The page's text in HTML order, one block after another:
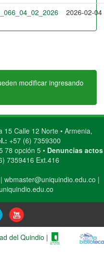
2026-02-04
modificar ingresando
15 Calle 12 Norte • Armenia,
+57 (6) 7359300
78 opción 5 • Denuncias actos
7359416 Ext.416
| wbmaster@uniquindio.edu.co |
del Quindio |